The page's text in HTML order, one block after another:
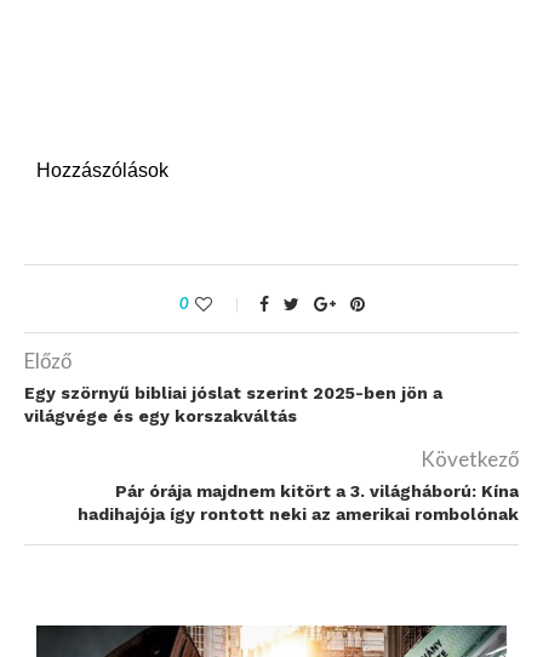
Hozzászólások
0
Előző
Egy szörnyű bibliai jóslat szerint 2025-ben jön a
világvége és egy korszakváltás
Következő
Pár órája majdnem kitört a 3. világháború: Kína
hadihajója így rontott neki az amerikai rombolónak